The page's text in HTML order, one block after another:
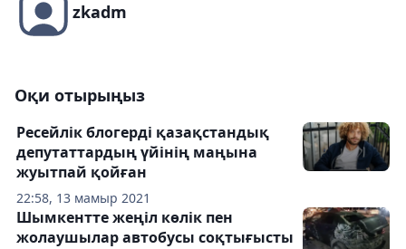
zkadm
Оқи отырыңыз
22:58, 13 мамыр 2021
Ресейлік блогерді қазақстандық
депутаттардың үйінің маңына
жуытпай қойған
Шымкентте жеңіл көлік пен
жолаушылар автобусы соқтығысты